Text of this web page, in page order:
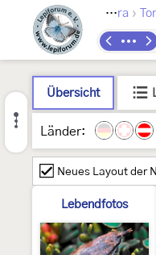
Lepidoptera ›
Übersicht
Länder:
Neues Layout der
Lebendfotos